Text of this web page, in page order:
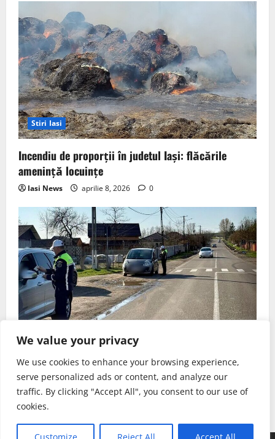
We value your privacy
We use cookies to enhance your browsing experience,
serve personalized ads or content, and analyze our
traffic. By clicking "Accept All", you consent to our use of
cookies.
Stiri Iasi
Incendiu de proporții în judetul Iași: flăcările
amenință locuințe
Iasi News aprilie 8, 2026 0
Stiri Iasi
Razie de amploare în judetul Iași: zeci de șoferi
sancționați
Iasi News